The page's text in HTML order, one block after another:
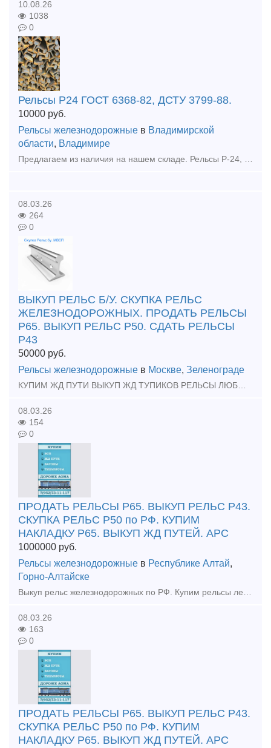
10.08.26
1038
0
Рельсы Р24 ГОСТ 6368-82, ДСТУ 3799-88.
10000 руб.
Рельсы железнодорожные в Владимирской
области, Владимире
Предлагаем из наличия на нашем складе. Рельсы Р-24, ГОСТ 6368-82, б/у. Вертикальный износ поставляемых нами рельсов Р-24 – 3 мм, боковой износ отсутствует. Звоните и размещайте вашу заявку:
08.03.26
264
0
ВЫКУП РЕЛЬС Б/У. СКУПКА РЕЛЬС
ЖЕЛЕЗНОДОРОЖНЫХ. ПРОДАТЬ РЕЛЬСЫ
Р65. ВЫКУП РЕЛЬС Р50. СДАТЬ РЕЛЬСЫ
Р43
50000 руб.
Рельсы железнодорожные в Москве, Зеленограде
КУПИМ ЖД ПУТИ ВЫКУП ЖД ТУПИКОВ РЕЛЬСЫ ЛЮБЫХ МАРОК МАТЕРИАЛЫ ВСП РАБОТАЕМ ПО ВСЕЙ РОССИИ ЗВОНИТЕ НАМ !
08.03.26
154
0
ПРОДАТЬ РЕЛЬСЫ Р65. ВЫКУП РЕЛЬС Р43.
СКУПКА РЕЛЬС Р50 по РФ. КУПИМ
НАКЛАДКУ Р65. ВЫКУП ЖД ПУТЕЙ. АРС
1000000 руб.
Рельсы железнодорожные в Республике Алтай,
Горно-Алтайске
Выкуп рельс железнодорожных по РФ. Купим рельсы лежалые, Гос резерв, б/у. Купим материалы верхнего строения пути. ВЫКУП ТЕПЛОВОЗОВ ПРОДАТЬ ЖД ЗАПЧАСТИ МОЖНО У НАС
08.03.26
163
0
ПРОДАТЬ РЕЛЬСЫ Р65. ВЫКУП РЕЛЬС Р43.
СКУПКА РЕЛЬС Р50 по РФ. КУПИМ
НАКЛАДКУ Р65. ВЫКУП ЖД ПУТЕЙ. АРС